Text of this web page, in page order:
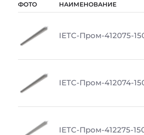
ФОТО НАИМЕНОВАНИЕ
IETC-Пром-412075-
IETC-Пром-412074-
IETC-Пром-412275-